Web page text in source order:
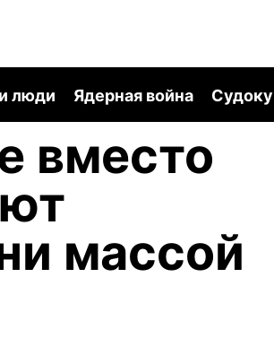
люди Ядерная война
вместо
массой